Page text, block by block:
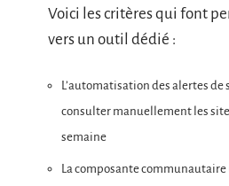
Voici les critères qui font
vers un outil dédié :
L’automatisation des alertes de
consulter manuellement les
semaine
La composante communautaire